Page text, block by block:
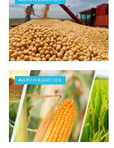
AGRONEGOCIOS